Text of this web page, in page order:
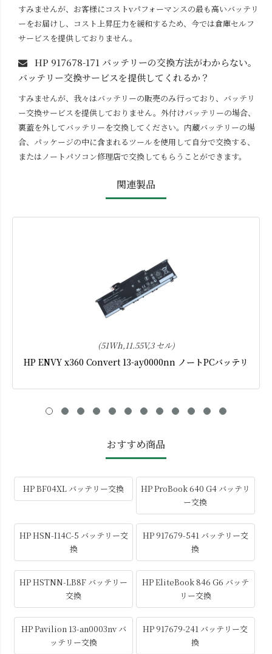
すみませんが、お客様にコストvパフォーマンスの最も高いバッテリ
ーをお届けし、コスト上昇圧力を緩和するため、今では倉庫セルフ
サービスを提供しておりません。
HP 917678-171 バッテリーの交換方法がわからない。
バッテリー交換サービスを提供してくれるか？
すみませんが、我々はバッテリーの販売のみ行っており、バッテリ
ー交換サービスを提供しておりません。外付けバッテリーの場合、
裏蓋を外してバッテリーを交換してください。内蔵バッテリーの場
合、パッケージの中に含まれるツールを使用して自分で交換する、
またはノートパソコン修理店で交換してもらうことができます。
関連製品
(51Wh,11.55V,3 セル)
HP ENVY x360 Convert 13-ay0000nn ノートPCバッテリ
おすすめ商品
HP BF04XL バッテリー交換
HP ProBook 640 G4 バッテリ
ー交換
HP HSN-I14C-5 バッテリー交
換
HP 917679-541 バッテリー交
換
HP HSTNN-LB8F バッテリー
交換
HP EliteBook 846 G6 バッテ
リー交換
HP Pavilion 13-an0003nv バ
ッテリー交換
HP 917679-241 バッテリー交
換